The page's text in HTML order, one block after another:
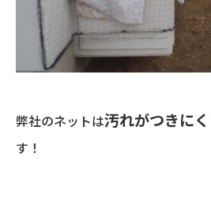
弊社のネットは汚れがつきに
す！